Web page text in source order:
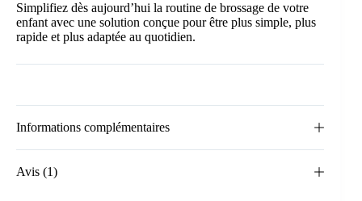
Simplifiez dès aujourd’hui la routine de brossage de votre
enfant avec une solution conçue pour être plus simple, plus
rapide et plus adaptée au quotidien.
Informations complémentaires
Avis (1)